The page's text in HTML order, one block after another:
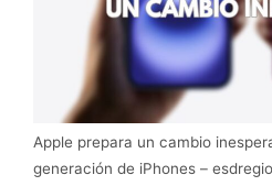
Apple prepara un cambio
generación de iPhones –